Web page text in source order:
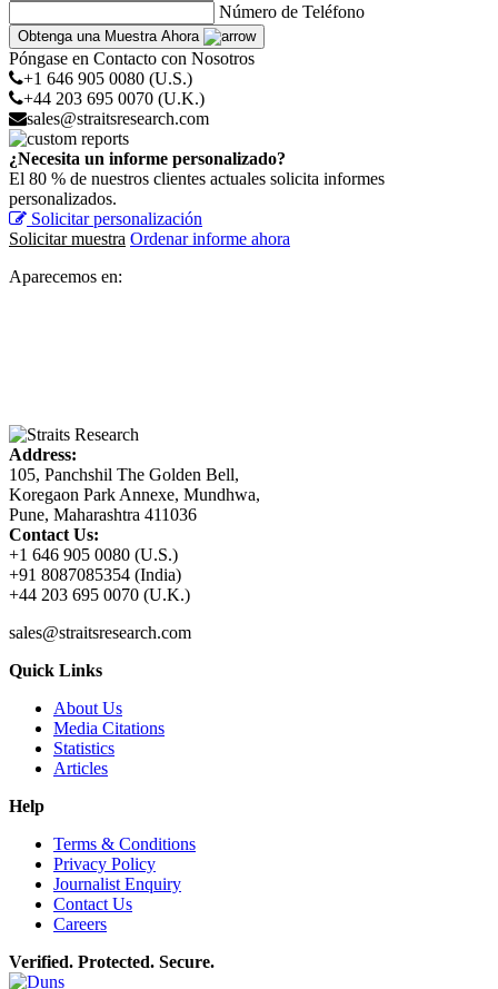
Número de Teléfono
Obtenga una Muestra Ahora
Póngase en Contacto con Nosotros
+1 646 905 0080 (U.S.)
+44 203 695 0070 (U.K.)
sales@straitsresearch.com
¿Necesita un informe personalizado?
El 80 % de nuestros clientes actuales solicita informes
personalizados.
Solicitar personalización
Solicitar muestra Ordenar informe ahora
Aparecemos en:
Address:
105, Panchshil The Golden Bell,
Koregaon Park Annexe, Mundhwa,
Pune, Maharashtra 411036
Contact Us:
+1 646 905 0080 (U.S.)
+91 8087085354 (India)
+44 203 695 0070 (U.K.)
sales@straitsresearch.com
Quick Links
About Us
Media Citations
Statistics
Articles
Help
Terms & Conditions
Privacy Policy
Journalist Enquiry
Contact Us
Careers
Verified. Protected. Secure.